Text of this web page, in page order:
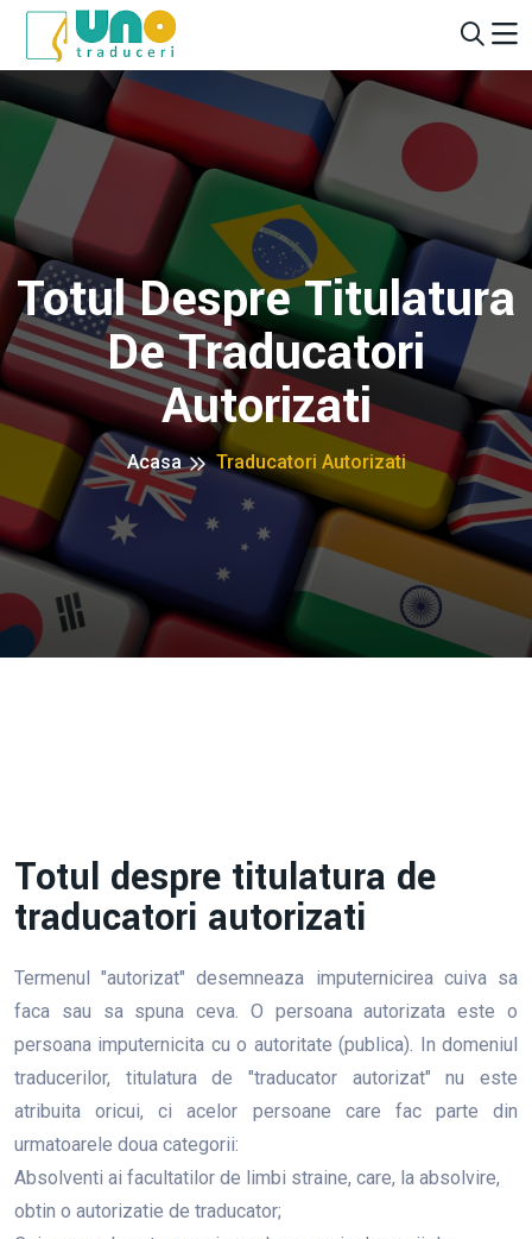
Totul Despre Titulatura
De Traducatori
Autorizati
Acasa Traducatori Autorizati
Totul despre titulatura de
traducatori autorizati
Termenul "autorizat" desemneaza imputernicirea cuiva sa
faca sau sa spuna ceva. O persoana autorizata este o
persoana imputernicita cu o autoritate (publica). In domeniul
traducerilor, titulatura de "traducator autorizat" nu este
atribuita oricui, ci acelor persoane care fac parte din
urmatoarele doua categorii:
Absolventi ai facultatilor de limbi straine, care, la absolvire,
obtin o autorizatie de traducator;